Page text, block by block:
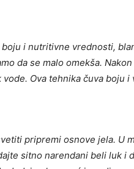
i nutritivne vrednosti,
da se malo omekša.
Ova tehnika čuva boju i
pripremi osnove jela. U
sitno narendani beli luk i